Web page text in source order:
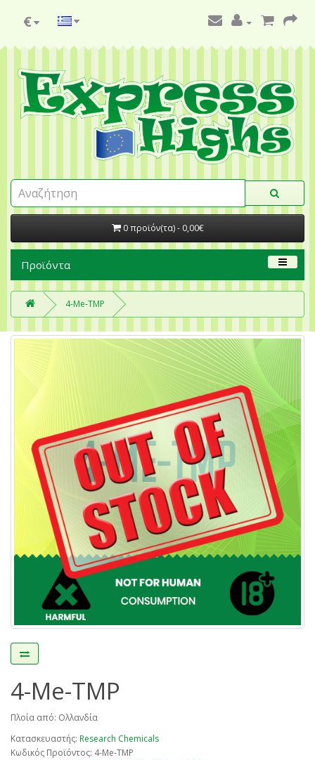
€
0 προϊόν(τα) - 0,00€
Προϊόντα
4-Me-TMP
4-Me-TMP
Πλοία από: Ολλανδία
Κατασκευαστής: Research Chemicals
Κωδικός Προϊόντος: 4-Me-TMP